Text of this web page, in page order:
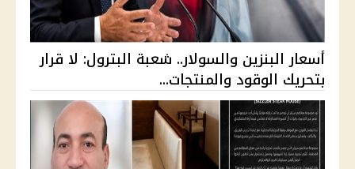
أسعار البنزين والسولار.. شعبة البترول: لا قرار
بتحريك الوقود والمنتجات...